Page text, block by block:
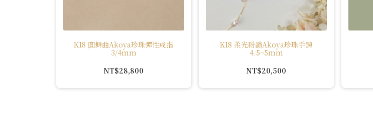
K18 圓舞曲Akoya珍珠彈性戒指
3/4mm
NT$28,800
K18 柔光粉韻Akoya珍珠手鍊
4.5~5mm
NT$20,500